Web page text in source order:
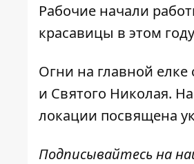
Рабочие начали
красавицы в этом
Огни на главной елке
и Святого Николая.
локации посвящена
Подписывайтесь на